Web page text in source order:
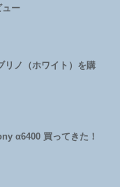
ュー
リノ（ホワイト）を購
α6400 買ってきた！